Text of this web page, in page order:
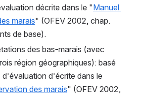
décrite dans le "Manuel
marais" (OFEV 2002, chap.
de base).
des bas-marais (avec
région géographiques): basé
d'évaluation d'écrite dans le
des marais" (OFEV 2002,